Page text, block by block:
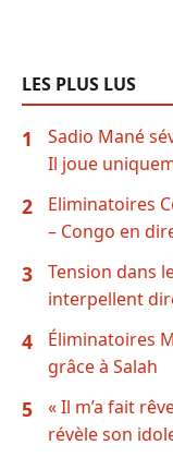
LES PLUS LUS
1
Sadio Mané
Il joue
2
Eliminatoires
– Congo en
3
Tension dans
interpellent
4
Éliminatoires
grâce à Salah
5
« Il m’a fait
révèle son